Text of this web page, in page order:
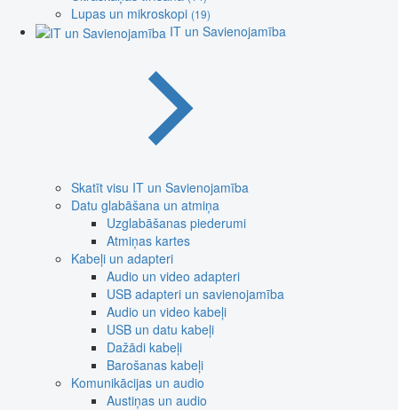
Lupas un mikroskopi (19)
IT un Savienojamība
Skatīt visu IT un Savienojamība
Datu glabāšana un atmiņa
Uzglabāšanas piederumi
Atmiņas kartes
Kabeļi un adapteri
Audio un video adapteri
USB adapteri un savienojamība
Audio un video kabeļi
USB un datu kabeļi
Dažādi kabeļi
Barošanas kabeļi
Komunikācijas un audio
Austiņas un audio